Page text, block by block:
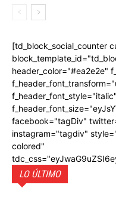
[td_block_social_counter
header_color="#ea2e2e"
f_header_font_style="italic"
facebook="tagDiv"
instagram="tagdiv"
colored"
LO ÚLTIMO